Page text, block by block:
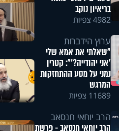
בריאיון נוקב
4982 צפיות
ערוץ הידברות
"שאלתי את אמא שלי
'אני יהודייה?'": קטרין
נמני על מסע ההתחזקות
המרגש
11689 צפיות
הרב יוחאי חנסאב
הרב יוחאי חנסאב - פרשת